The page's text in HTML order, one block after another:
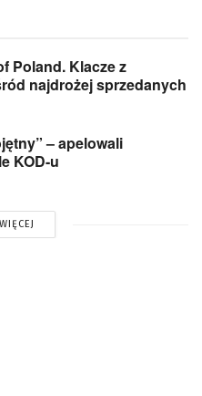
Poland. Klacze z
najdrożej sprzedanych
– apelowali
KOD-u